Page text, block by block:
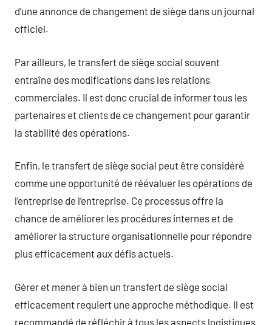
d’une annonce de changement de siège dans un journal
officiel.
Par ailleurs, le transfert de siège social souvent
entraîne des modifications dans les relations
commerciales. Il est donc crucial de informer tous les
partenaires et clients de ce changement pour garantir
la stabilité des opérations.
Enfin, le transfert de siège social peut être considéré
comme une opportunité de réévaluer les opérations de
l’entreprise de l’entreprise. Ce processus offre la
chance de améliorer les procédures internes et de
améliorer la structure organisationnelle pour répondre
plus efficacement aux défis actuels.
Gérer et mener à bien un transfert de siège social
efficacement requiert une approche méthodique. Il est
recommandé de réfléchir à tous les aspects logistiques